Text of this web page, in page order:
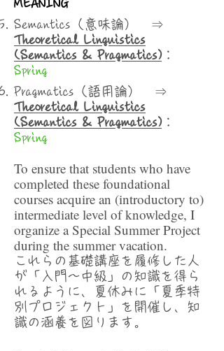
MEANING
Semantics（意味論） ⇒
Theoretical Linguistics
(Semantics & Pragmatics)：
Spring
Pragmatics（語用論） ⇒
Theoretical Linguistics
(Semantics & Pragmatics)：
Spring
To ensure that students who have
completed these foundational
courses acquire an (introductory to)
intermediate level of knowledge, I
organize a Special Summer Project
during the summer vacation.
これらの基礎講座を履修した人
が「入門～中級」の知識を得ら
れるように、夏休みに「夏季特
別プロジェクト」を開催し、知
識の涵養を図ります。